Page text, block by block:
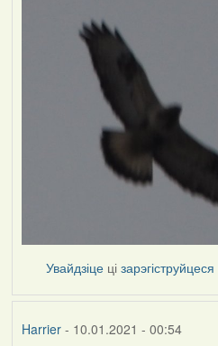
Увайдзіце цізарэгіструйцеся
Harrier- 10.01.2021 - 00:54